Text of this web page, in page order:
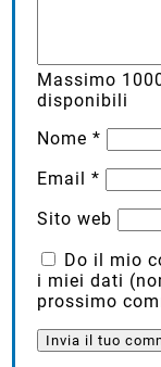
Massimo
disponibili
Nome*
Email*
Sito web
Do il mio
i miei dati
prossimo